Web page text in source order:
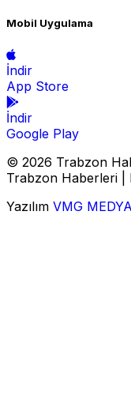
Mobil Uygulama
İndir
App Store
İndir
Google Play
© 2026 Trabzon
Trabzon Haberleri |
Yazılım VMG MEDYA